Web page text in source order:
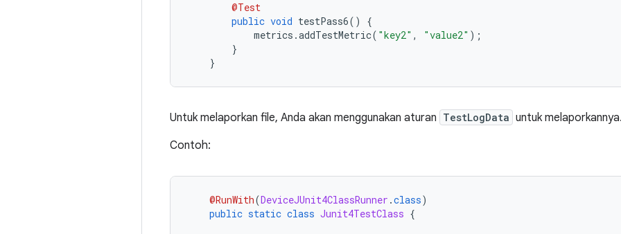
@Test
public void testPass6()
{
metrics .addTestMetric( "key2" , "value2" );
}
}
Untuk melaporkan file, Anda akan menggunakan aturan TestLogData untuk
Contoh:
@RunWith(DeviceJUnit4ClassRunner .class)
public static class Junit4TestClass {